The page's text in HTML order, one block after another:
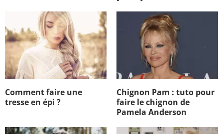
Comment faire une
tresse en épi ?
Chignon Pam : tuto pour
faire le chignon de
Pamela Anderson